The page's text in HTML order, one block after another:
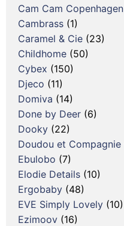
Cam Cam Copenhagen
Cambrass (1)
Caramel & Cie (23)
Childhome (50)
Cybex (150)
Djeco (11)
Domiva (14)
Done by Deer (6)
Dooky (22)
Doudou et Compagnie
Ebulobo (7)
Elodie Details (10)
Ergobaby (48)
EVE Simply Lovely (10)
Ezimoov (16)